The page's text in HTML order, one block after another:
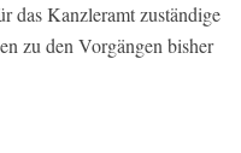
das Kanzleramt zuständige
zu den Vorgängen bisher